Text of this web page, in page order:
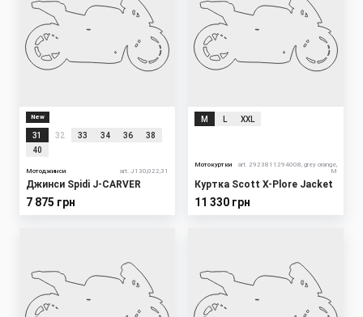
New
31 32 33 34 36
38
40
Мотоджинси art. J130,022,31
Джинси Spidi J-CARVER
7 875 грн
M XXL
Мотокуртки
art. 2923811294008, grey orange,
M
Куртка Scott X-Plore Jacket
11 330 грн